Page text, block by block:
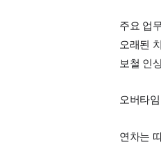
주요 업
오래된
보철 인
오버타
연차는